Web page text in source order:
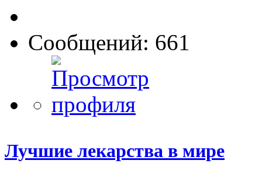
Сообщений: 661
Лучшие лекарства в мире